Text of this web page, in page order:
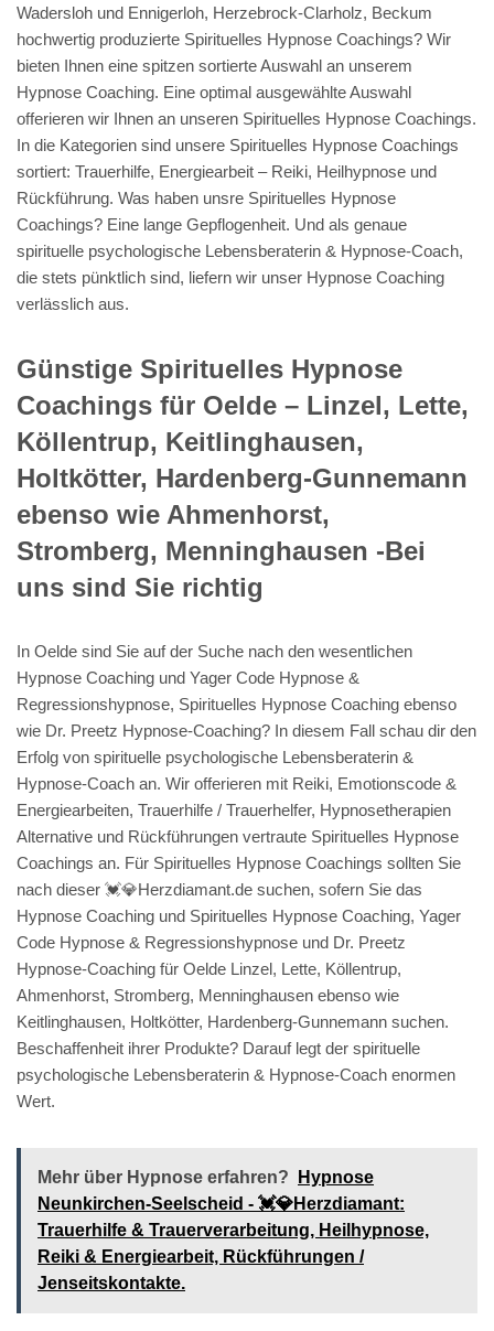
Wadersloh und Ennigerloh, Herzebrock-Clarholz, Beckum
hochwertig produzierte Spirituelles Hypnose Coachings? Wir
bieten Ihnen eine spitzen sortierte Auswahl an unserem
Hypnose Coaching. Eine optimal ausgewählte Auswahl
offerieren wir Ihnen an unseren Spirituelles Hypnose Coachings.
In die Kategorien sind unsere Spirituelles Hypnose Coachings
sortiert: Trauerhilfe, Energiearbeit – Reiki, Heilhypnose und
Rückführung. Was haben unsre Spirituelles Hypnose
Coachings? Eine lange Gepflogenheit. Und als genaue
spirituelle psychologische Lebensberaterin & Hypnose-Coach,
die stets pünktlich sind, liefern wir unser Hypnose Coaching
verlässlich aus.
Günstige Spirituelles Hypnose
Coachings für Oelde – Linzel, Lette,
Köllentrup, Keitlinghausen,
Holtkötter, Hardenberg-Gunnemann
ebenso wie Ahmenhorst,
Stromberg, Menninghausen -Bei
uns sind Sie richtig
In Oelde sind Sie auf der Suche nach den wesentlichen
Hypnose Coaching und Yager Code Hypnose &
Regressionshypnose, Spirituelles Hypnose Coaching ebenso
wie Dr. Preetz Hypnose-Coaching? In diesem Fall schau dir den
Erfolg von spirituelle psychologische Lebensberaterin &
Hypnose-Coach an. Wir offerieren mit Reiki, Emotionscode &
Energiearbeiten, Trauerhilfe / Trauerhelfer, Hypnosetherapien
Alternative und Rückführungen vertraute Spirituelles Hypnose
Coachings an. Für Spirituelles Hypnose Coachings sollten Sie
nach dieser 💓️💎Herzdiamant.de suchen, sofern Sie das
Hypnose Coaching und Spirituelles Hypnose Coaching, Yager
Code Hypnose & Regressionshypnose und Dr. Preetz
Hypnose-Coaching für Oelde Linzel, Lette, Köllentrup,
Ahmenhorst, Stromberg, Menninghausen ebenso wie
Keitlinghausen, Holtkötter, Hardenberg-Gunnemann suchen.
Beschaffenheit ihrer Produkte? Darauf legt der spirituelle
psychologische Lebensberaterin & Hypnose-Coach enormen
Wert.
Mehr über Hypnose erfahren?
Hypnose
Neunkirchen-Seelscheid - 💓️💎Herzdiamant:
Trauerhilfe & Trauerverarbeitung, Heilhypnose,
Reiki & Energiearbeit, Rückführungen /
Jenseitskontakte.